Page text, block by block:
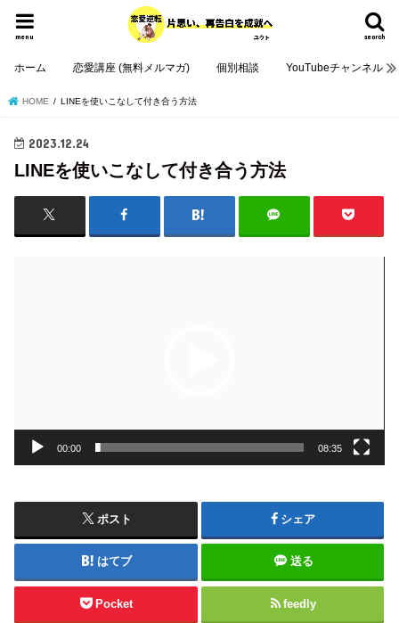
search
menu
ホーム 恋愛講座 (無料メルマガ) 個別相談 YouTubeチャンネル
HOME LINEを使いこなして付き合う方法
2023.12.24
LINEを使いこなして付き合う方法
00:00 08:35
ポスト シェア
はてブ 送る
Pocket feedly